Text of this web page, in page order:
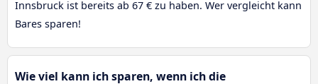
Innsbruck ist bereits ab 67 € zu haben. Wer vergleicht kann
Bares sparen!
Wie viel kann ich sparen, wenn ich die